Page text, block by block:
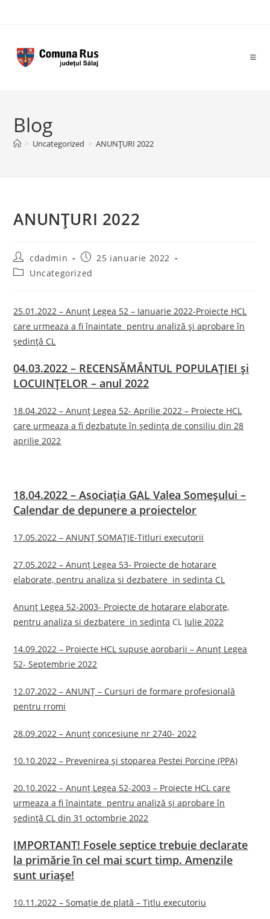
Blog
> Uncategorized > ANUNȚURI 2022
ANUNȚURI 2022
Post
author:
cdadmin
Post
published:
25 ianuarie 2022
PostUncategorized
25.01.2022 – Anunț Legea 52 – Ianuarie 2022-Proiecte HCL
care urmeaza a fi înaintate pentru analiză și aprobare în
ședință CL
04.03.2022 – RECENSĂMÂNTUL POPULAȚIEI și
LOCUINȚELOR – anul 2022
18.04.2022 – Anunț Legea 52- Aprilie 2022 – Proiecte HCL
care urmeaza a fi dezbatute în ședința de consiliu din 28
aprilie 2022
18.04.2022 – Asociația GAL Valea Someșului –
Calendar de depunere a proiectelor
17.05.2022 – ANUNȚ SOMAȚIE-Titluri executorii
27.05.2022 – Anunț Legea 53- Proiecte de hotarare
elaborate, pentru analiza si dezbatere in sedinta CL
Anunț Legea 52-2003- Proiecte de hotarare elaborate,
pentru analiza si dezbatere in sedinta CL Iulie 2022
14.09.2022 – Proiecte HCL supuse aorobarii – Anunț Legea
52- Septembrie 2022
12.07.2022 – ANUNȚ – Cursuri de formare profesională
pentru rromi
28.09.2022 – Anunț concesiune nr 2740- 2022
10.10.2022 – Prevenirea și stoparea Pestei Porcine (PPA)
20.10.2022 – Anunț Legea 52-2003 – Proiecte HCL care
urmeaza a fi înaintate pentru analiză și aprobare în
ședință CL din 31 octombrie 2022
IMPORTANT! Fosele septice trebuie declarate
la primărie în cel mai scurt timp. Amenzile
sunt uriașe!
10.11.2022 – Somație de plată – Titlu executoriu